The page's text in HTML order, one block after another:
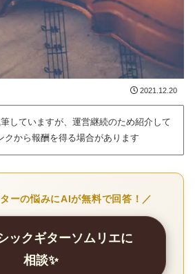
2021.12.20
していますが、運営継続のため紹介して
クから報酬を得る場合があります
ーの悩みにAIが無料で回答！／
ックギターソムリエに
相談✨